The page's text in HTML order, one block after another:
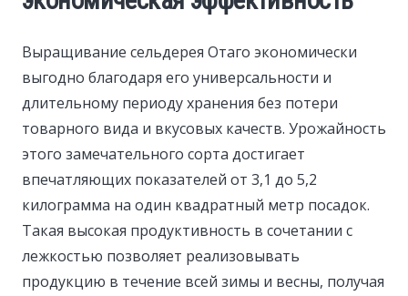
Выращивание сельдерея Отаго экономически
выгодно благодаря его универсальности и
длительному периоду хранения без потери
товарного вида и вкусовых качеств. Урожайность
этого замечательного сорта достигает
впечатляющих показателей от 3,1 до 5,2
килограмма на один квадратный метр посадок.
Такая высокая продуктивность в сочетании с
лежкостью позволяет реализовывать
продукцию в течение всей зимы и весны, получая